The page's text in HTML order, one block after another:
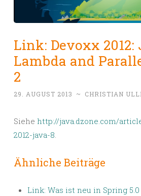
Link: Devoxx 2012:
Lambda and
2
29. AUGUST 2013 ~ CHRISTIAN
Siehe http://java.dzone.com/
2012-java-8.
Ähnliche Beiträge
Link: Was ist neu in Spring 5.0